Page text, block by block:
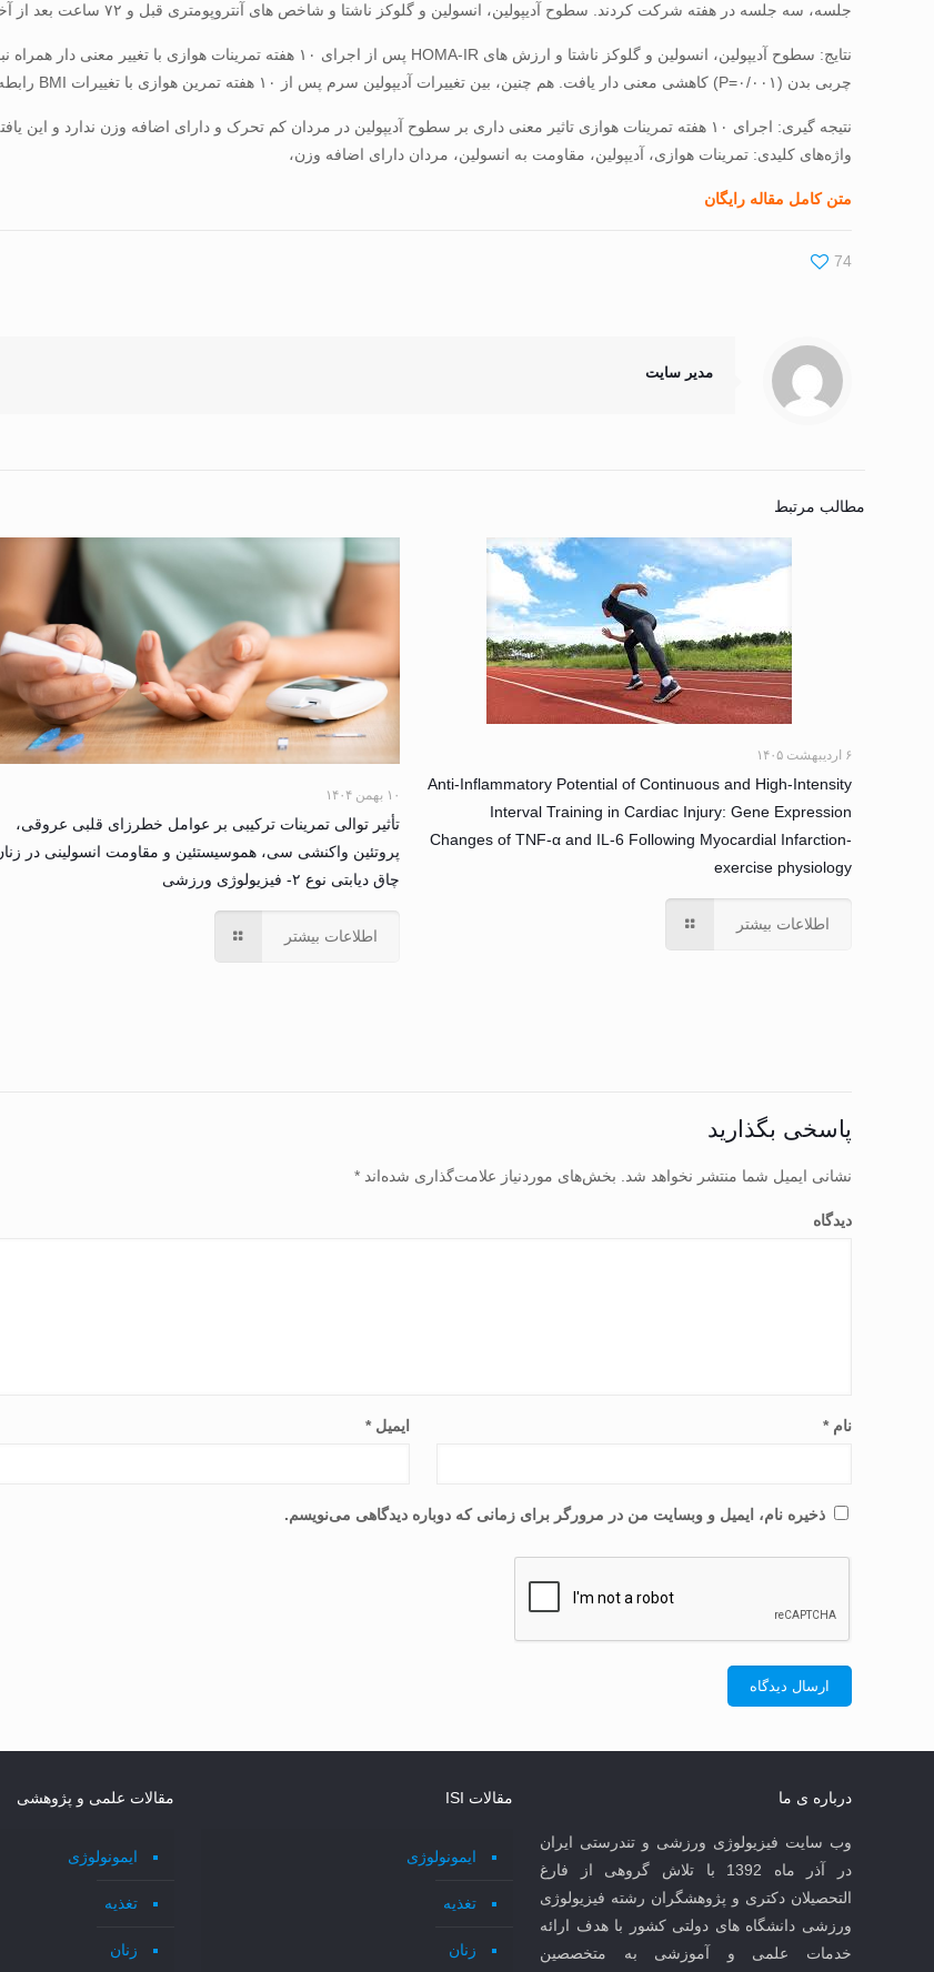
جلسه، سه جلسه در هفته شرکت کردند. سطوح آدیپولین، انسولین و گلوکز ناشتا و شاخص ­های آنتروپومتری قبل و ۷۲ ساعت بعد از آخرین جلسۀ تمرین اندازه ­گیری شدند.
چربی بدن (۰/۰۰۱=P) کاهشی معنی ­دار یافت. هم ­چنین، بین تغییرات آدیپولین سرم پس از ۱۰ هفته تمرین هوازی با تغییرات BMI رابطه معنی ­دار مشاهده شد (۰/۶۰۶=P=0/028 ،r).
نتیجه ­گیری: اجرای ۱۰ هفته تمرینات هوازی تاثیر معنی ­داری بر سطوح آدیپولین در مردان کم ­تحرک و دارای اضافه وزن ندارد و این یافته با تغییرات مقاومت انسولینی هم­سو می­ باشد.
واژه‌های کلیدی: تمرینات هوازی، آدیپولین، مقاومت به انسولین، مردان دارای اضافه وزن،
متن کامل مقاله رایگان
74
مدیر سایت
مطالب مرتبط
۶ اردیبهشت ۱۴۰۵
Anti-Inflammatory Potential of Continuous and High-Intensity
Interval Training in Cardiac Injury: Gene Expression
Changes of TNF-α and IL-6 Following Myocardial Infarction-
exercise physiology
اطلاعات بیشتر
۱۰ بهمن ۱۴۰۴
تأثیر توالی تمرینات ترکیبی بر عوامل خطرزای قلبی عروقی،
پروتئین واکنشی سی، هموسیستئین و مقاومت انسولینی در
چاق دیابتی نوع ۲- فیزیولوژی ورزشی
اطلاعات بیشتر
پاسخی بگذارید
نشانی ایمیل شما منتشر نخواهد شد. بخش‌های موردنیاز علامت‌گذاری شده‌اند*
دیدگاه
نام* ایمیل*
ذخیره نام، ایمیل و وبسایت من در مرورگر برای زمانی که دوباره دیدگاهی می‌نویسم.
درباره ی ما
وب سایت فیزیولوژی ورزشی و تندرستی ایران
در آذر ماه 1392 با تلاش گروهی از فارغ
التحصیلان دکتری و پژوهشگران رشته فیزیولوژی
ورزشی دانشگاه های دولتی کشور با هدف ارائه
خدمات علمی و آموزشی به متخصصین
مقالات ISI
ایمونولوژی
تغذیه
زنان
مقالات علمی و پژوهشی
ایمونولوژی
تغذیه
زنان